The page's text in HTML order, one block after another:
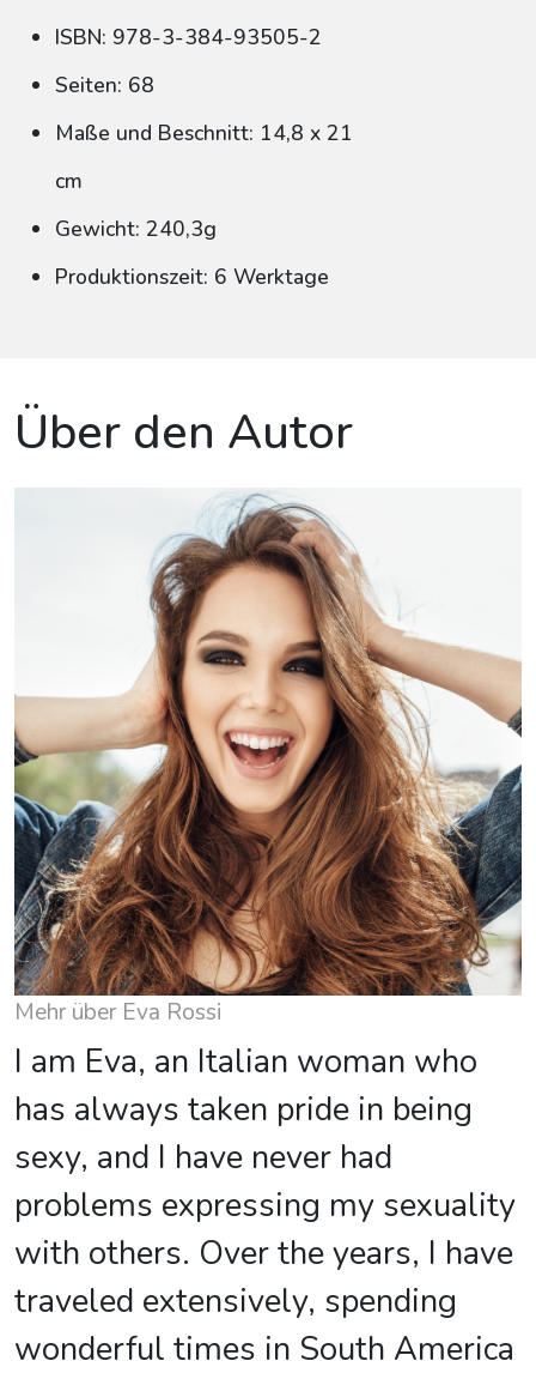
ISBN: 978-3-384-93505-2
Seiten: 68
Maße und Beschnitt: 14,8 x 21
cm
Gewicht: 240,3g
Produktionszeit: 6 Werktage
Über den Autor
Mehr über Eva Rossi
I am Eva, an Italian woman who
has always taken pride in being
sexy, and I have never had
problems expressing my sexuality
with others. Over the years, I have
traveled extensively, spending
wonderful times in South America